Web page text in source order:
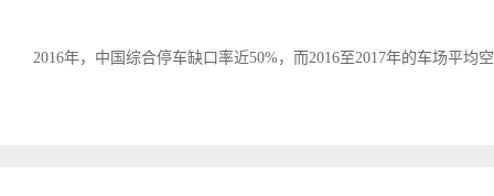
2016年，中国综合停车缺口率近50%，而2016至2017年的车场平均